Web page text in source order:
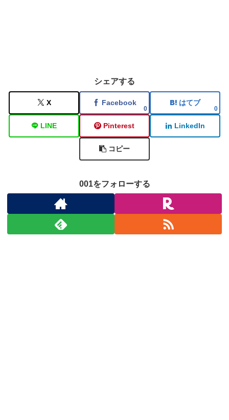
シェアする
X Facebook
0
はてブ
0
LINE Pinterest LinkedIn
コピー
001をフォローする